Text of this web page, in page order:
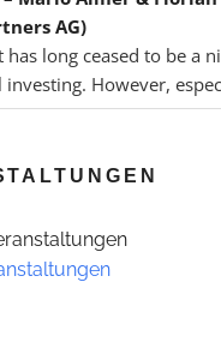
AG)
has long ceased to be a
However,